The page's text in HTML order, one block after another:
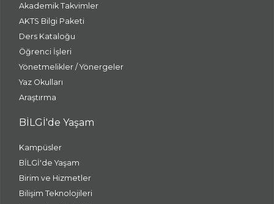
Akademik Takvimler
AKTS Bilgi Paketi
Ders Kataloğu
Öğrenci İşleri
Yönetmelikler / Yönergeler
Yaz Okulları
Araştırma
BİLGİ'de Yaşam
Kampüsler
BİLGİ'de Yaşam
Birim ve Hizmetler
Bilişim Teknolojileri